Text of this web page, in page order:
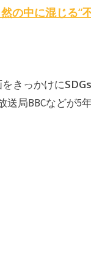
の中に混じる“
きっかけにSDGs
送局BBCなどが5